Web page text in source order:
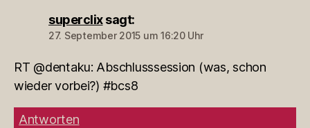
superclix sagt:
27. September 2015 um 16:20 Uhr
RT @dentaku: Abschlusssession (was, schon
wieder vorbei?) #bcs8
Antworten